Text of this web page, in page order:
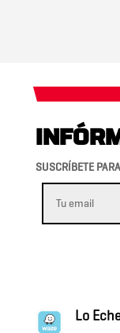
SUSCRÍBETE
Lo